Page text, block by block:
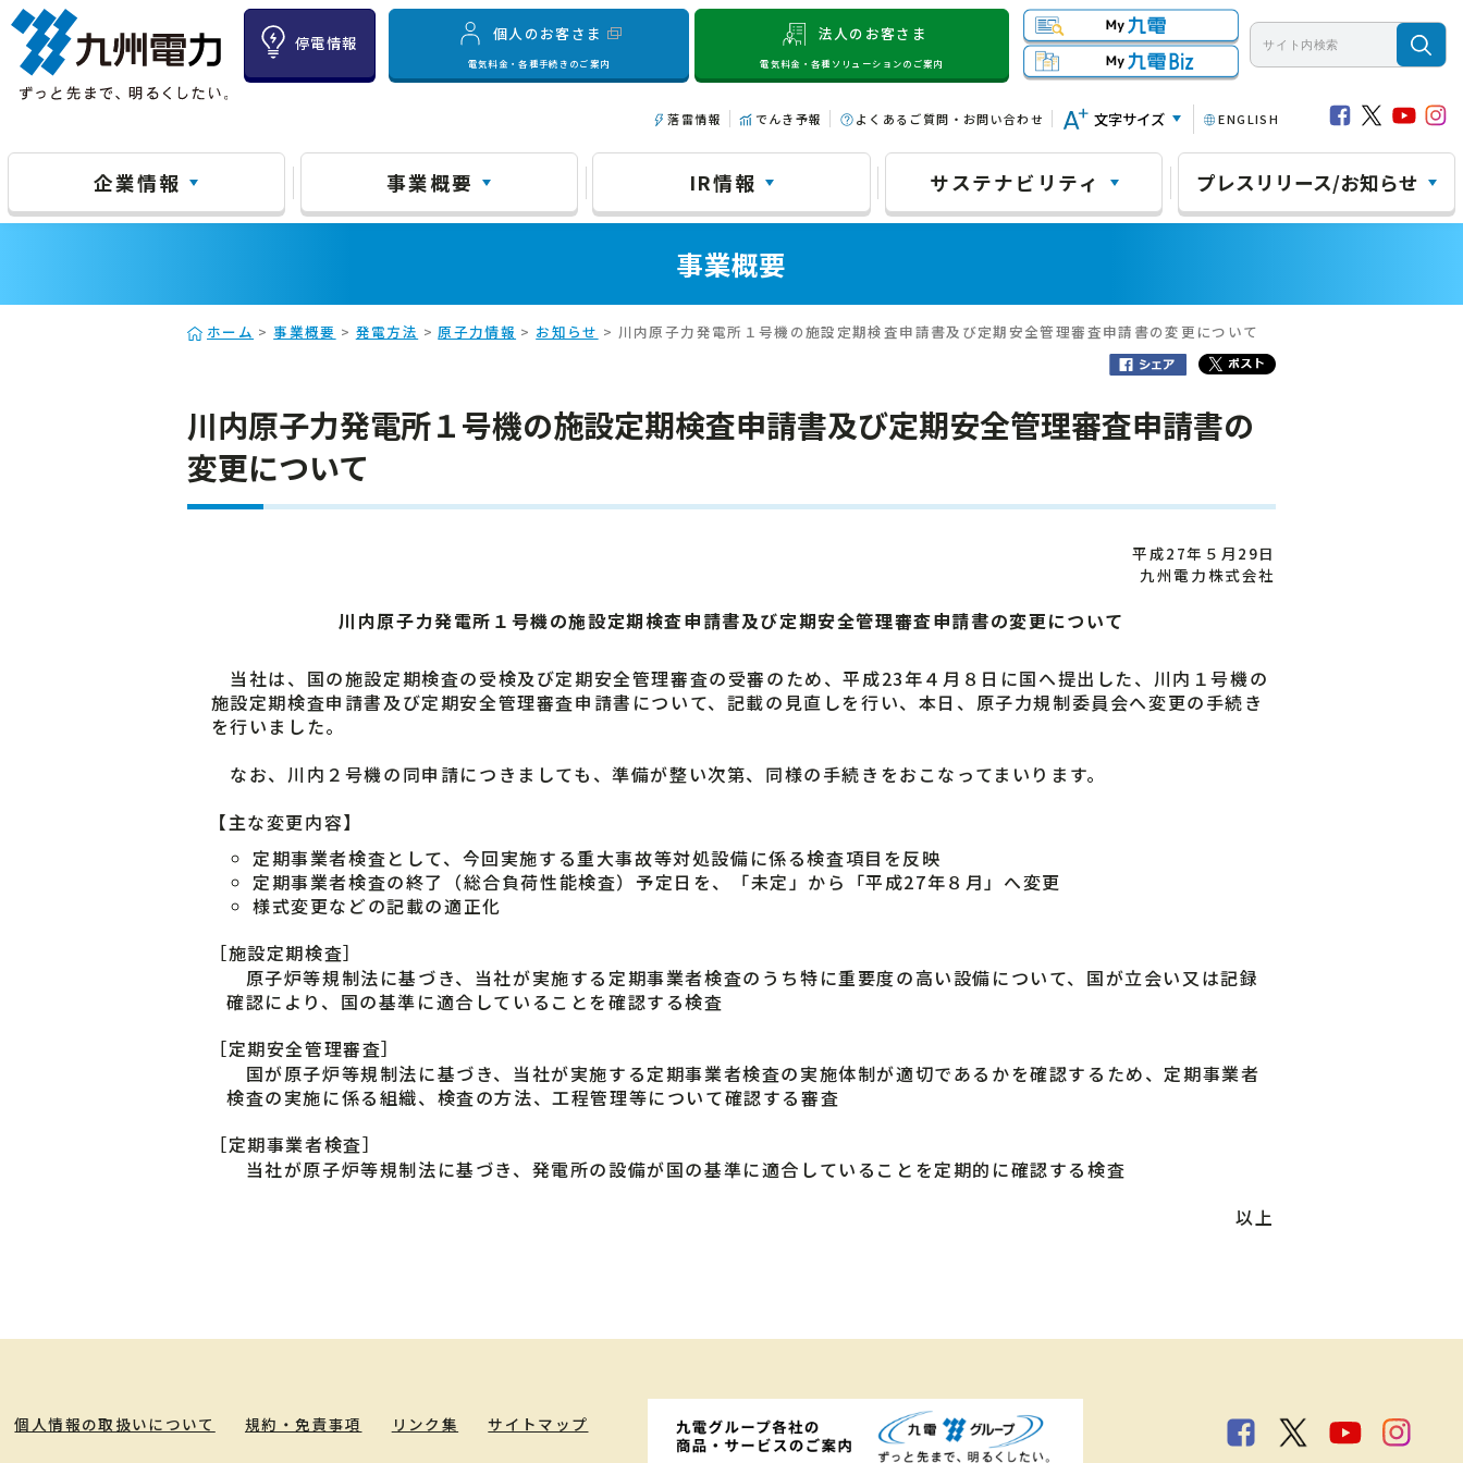
停電情報
個人のお客さま
電気料金・各種手続きのご案内
法人のお客さま
電気料金・各種ソリューションのご案内
落雷情報 でんき予報 よくあるご質問・お問い合わせ 文字サイズ ENGLISH
企業情報 事業概要 IR情報 サステナビリティ プレスリリース/お知らせ
事業概要
ホーム >事業概要 > 発電方法 >原子力情報 > お知らせ > 川内原子力発電所１号機の施設定期検査申請書及び定期安全管理審査申請書の変更について
川内原子力発電所１号機の施設定期検査申請書及び定期安全管理審査申請書の
変更について
平成27年５月29日
九州電力株式会社
川内原子力発電所１号機の施設定期検査申請書及び定期安全管理審査申請書の変更について
当社は、国の施設定期検査の受検及び定期安全管理審査の受審のため、平成23年４月８日に国へ提出した、川内１号機の
施設定期検査申請書及び定期安全管理審査申請書について、記載の見直しを行い、本日、原子力規制委員会へ変更の手続き
を行いました。
なお、川内２号機の同申請につきましても、準備が整い次第、同様の手続きをおこなってまいります。
【主な変更内容】
定期事業者検査として、今回実施する重大事故等対処設備に係る検査項目を反映
定期事業者検査の終了（総合負荷性能検査）予定日を、「未定」から「平成27年８月」へ変更
様式変更などの記載の適正化
［施設定期検査］
原子炉等規制法に基づき、当社が実施する定期事業者検査のうち特に重要度の高い設備について、国が立会い又は記録
確認により、国の基準に適合していることを確認する検査
［定期安全管理審査］
国が原子炉等規制法に基づき、当社が実施する定期事業者検査の実施体制が適切であるかを確認するため、定期事業者
検査の実施に係る組織、検査の方法、工程管理等について確認する審査
［定期事業者検査］
当社が原子炉等規制法に基づき、発電所の設備が国の基準に適合していることを定期的に確認する検査
以上
個人情報の取扱いについて 規約・免責事項 リンク集 サイトマップ